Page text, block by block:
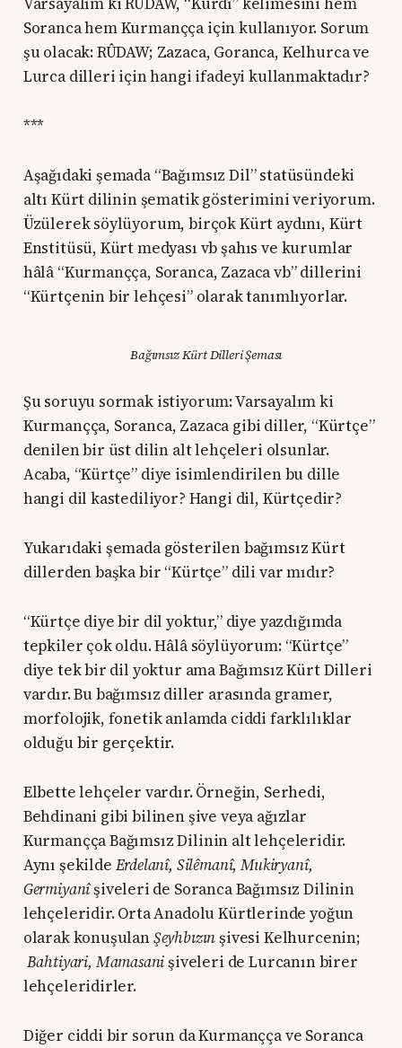
Soranca hem Kurmançça için kullanıyor. Sorum
şu olacak: RÛDAW; Zazaca, Goranca, Kelhurca ve
Lurca dilleri için hangi ifadeyi kullanmaktadır?
***
Aşağıdaki şemada “Bağımsız Dil” statüsündeki
altı Kürt dilinin şematik gösterimini veriyorum.
Üzülerek söylüyorum, birçok Kürt aydını, Kürt
Enstitüsü, Kürt medyası vb şahıs ve kurumlar
hâlâ “Kurmançça, Soranca, Zazaca vb” dillerini
“Kürtçenin bir lehçesi” olarak tanımlıyorlar.
Bağımsız Kürt Dilleri Şeması
Şu soruyu sormak istiyorum: Varsayalım ki
Kurmançça, Soranca, Zazaca gibi diller, “Kürtçe”
denilen bir üst dilin alt lehçeleri olsunlar.
Acaba, “Kürtçe” diye isimlendirilen bu dille
hangi dil kastediliyor? Hangi dil, Kürtçedir?
Yukarıdaki şemada gösterilen bağımsız Kürt
dillerden başka bir “Kürtçe” dili var mıdır?
“Kürtçe diye bir dil yoktur,” diye yazdığımda
tepkiler çok oldu. Hâlâ söylüyorum: “Kürtçe”
diye tek bir dil yoktur ama Bağımsız Kürt Dilleri
vardır. Bu bağımsız diller arasında gramer,
morfolojik, fonetik anlamda ciddi farklılıklar
olduğu bir gerçektir.
Elbette lehçeler vardır. Örneğin, Serhedi,
Behdinani gibi bilinen şive veya ağızlar
Kurmançça Bağımsız Dilinin alt lehçeleridir.
Aynı şekilde Erdelanî, Silêmanî, Mukiryanî,
Germiyanîşiveleri de Soranca Bağımsız Dilinin
lehçeleridir. Orta Anadolu Kürtlerinde yoğun
olarak konuşulanŞeyhbızınşivesi Kelhurcenin;
Bahtiyari, Mamasanişiveleri de Lurcanın birer
lehçeleridirler.
Diğer ciddi bir sorun da Kurmançça ve Soranca